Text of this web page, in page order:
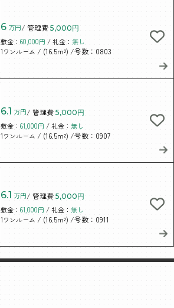
6 万円/ 管理費 5,000円
敷金：60,000円 / 礼金： 無し
1ワンルーム / (16.5m²) /号数：0803
6.1 万円/ 管理費 5,000円
敷金：61,000円 / 礼金： 無し
1ワンルーム / (16.5m²) /号数：0907
6.1 万円/ 管理費 5,000円
敷金：61,000円 / 礼金： 無し
1ワンルーム / (16.5m²) /号数：0911